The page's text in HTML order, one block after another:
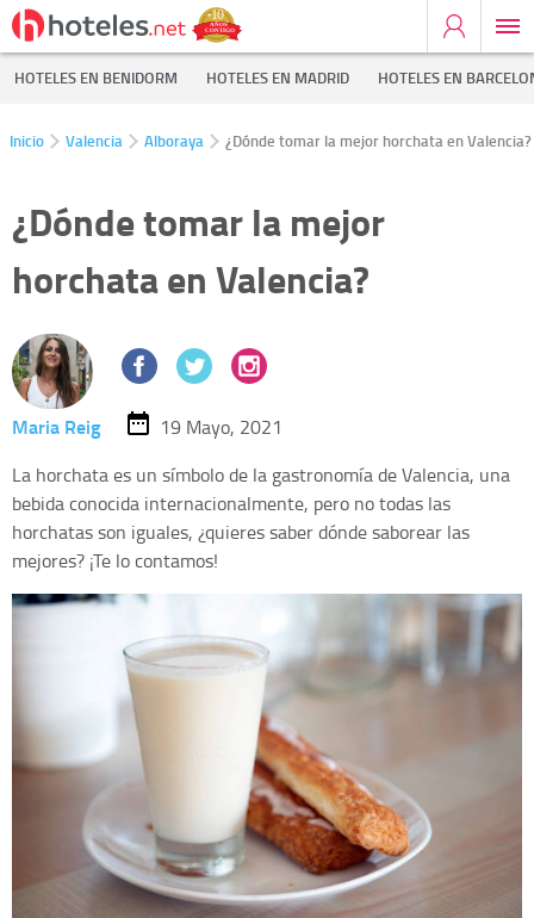
HOTELES EN BENIDORM HOTELES EN MADRID HOTELES EN
Inicio Valencia Alboraya ¿Dónde tomar la mejor horchata en Valencia?
¿Dónde tomar la mejor
horchata en Valencia?
Maria Reig
19 Mayo, 2021
La horchata es un símbolo de la gastronomía de Valencia, una
bebida conocida internacionalmente, pero no todas las
horchatas son iguales, ¿quieres saber dónde saborear las
mejores? ¡Te lo contamos!